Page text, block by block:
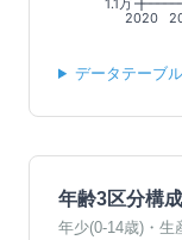
2020
1.1万
データテーブ
年齢3区分構
年少(0-14歳)・生